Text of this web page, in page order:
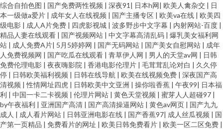
综合自拍色图 | 国产免费两性视频 | 深夜91 | 日本h网| 欧美人禽杂交 | 日
本一级做a爱片 | 成年女人在线视频 | 国产主播专区 | 欧美va在线 | 欧美四
级电影 | 成人A片免费 | 四虎影视城 | 波多野步中文字幕 | 内射网站-百度 |
精品人妻在线观看 | 国产视频网站 | 中文字幕高清乱码 | 爆乳美女福利网
站 | 成人免费A片| 5月5婷婷网 | 国产无码网站 | 国产美女自慰网站 | 成年
人免费视频网 | 国产吃瓜在线观看 | 青草伊人网 | 男人的天堂av网 | 日韩
免费伦理电影 | 夜夜嗨影院 | 香港电影伦理片 | 毛茸茸乱论对白 | 久久停
停 | 日韩欧美福利视频 | 日韩在线导航 | 欧美在线视频免费 | 深夜国产高
清视频 |性情网址四虎 | 日韩欧美中文亚洲 | 操你啦香蕉 | 午夜99| 日本福
利 | 中国一卡二卡视频 | 伦理片网站 | 黄色天堂视频 | 蜜芽人人超碰97 |
by午夜福利 | 亚洲国产高清 | 国产高清操逼网站 | 黄色av网页 | 国产九九
成人 | 成人看片网站 | 日韩亚洲电影在线 | 国产香蕉97| 成人丝瓜视频 | 国
产第一页精品 | 免费看片的网址 | 欧美日韩免费看片 | 欧美一区二区免费 |